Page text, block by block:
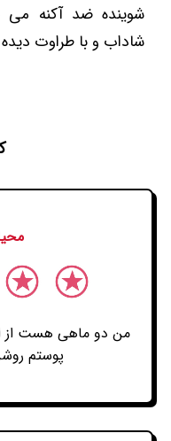
شوینده ضد آکنه می
شاداب و با طراوت
من دو ماهی هست از
پوستم